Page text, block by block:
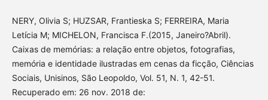
NERY, Olivia S; HUZSAR, Frantieska S; FERREIRA, Maria
Letícia M; MICHELON, Francisca F.(2015, Janeiro?Abril).
Caixas de memórias: a relação entre objetos, fotografias,
memória e identidade ilustradas em cenas da ficção, Ciências
Sociais, Unisinos, São Leopoldo, Vol. 51, N. 1, 42-51.
Recuperado em: 26 nov. 2018 de: